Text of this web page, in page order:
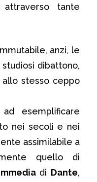
tante
anzi, le
dibattono,
stesso ceppo
esemplificare
nei secoli e nei
assimilabile a
quello di
di Dante,